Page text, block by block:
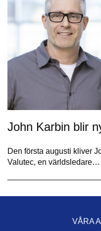
John Karbin blir
Den första augusti kliver
Valutec, en världsledare…
VÅRA